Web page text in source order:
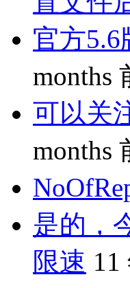
官方5.6
months
可以关
months
是的，
限速 11